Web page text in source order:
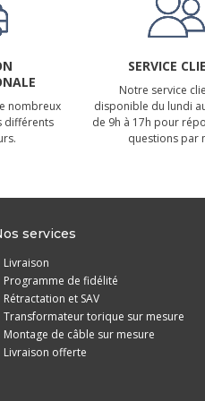
nombreux
différents
SERVICE
Notre service
disponible du lundi
de 9h à 17h pour
questions par
services
Livraison
Programme de fidélité
Rétractation et SAV
Transformateur torique sur mesure
Montage de câble sur mesure
Livraison offerte